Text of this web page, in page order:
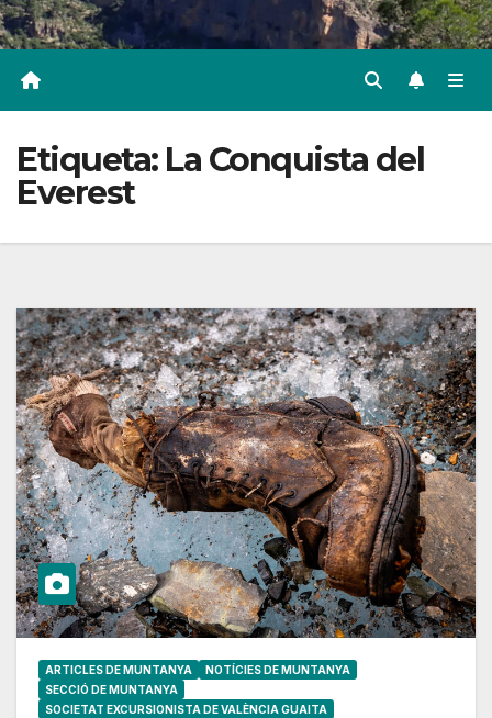
Etiqueta: La Conquista del
Everest
ARTICLES DE MUNTANYA
NOTÍCIES DE MUNTANYA
SECCIÓ DE MUNTANYA
SOCIETAT EXCURSIONISTA DE VALÈNCIA GUAITA